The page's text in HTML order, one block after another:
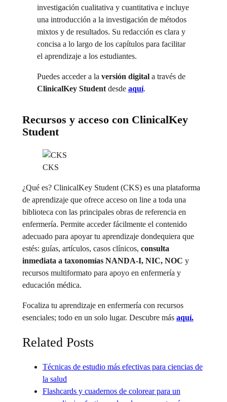
investigación cualitativa y cuantitativa e incluye
una introducción a la investigación de métodos
mixtos y de resultados. Su redacción es clara y
concisa a lo largo de los capítulos para facilitar
el aprendizaje a los estudiantes.
Puedes acceder a la versión digital a través de
ClinicalKey Student desde aquí.
Recursos y acceso con ClinicalKey
Student
CKS
¿Qué es? ClinicalKey Student (CKS) es una plataforma
de aprendizaje que ofrece acceso on line a toda una
biblioteca con las principales obras de referencia en
enfermería. Permite acceder fácilmente el contenido
adecuado para apoyar tu aprendizaje dondequiera que
estés: guías, artículos, casos clínicos, consulta
inmediata a taxonomías NANDA-I, NIC, NOC y
recursos multiformato para apoyo en enfermería y
educación médica.
Focaliza tu aprendizaje en enfermería con recursos
esenciales; todo en un solo lugar. Descubre más aquí.
Related Posts
Técnicas de estudio más efectivas para ciencias de
la salud
Flashcards y cuadernos de colorear para un